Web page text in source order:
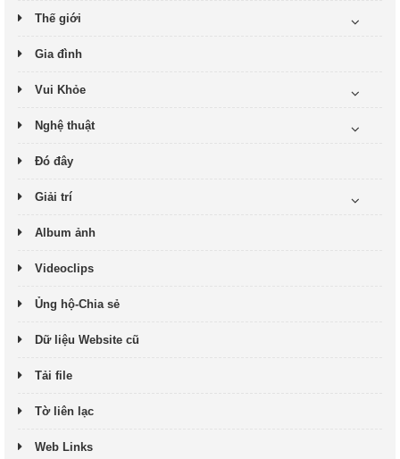
Thế giới
Gia đình
Vui Khỏe
Nghệ thuật
Đó đây
Giải trí
Album ảnh
Videoclips
Ủng hộ-Chia sẻ
Dữ liệu Website cũ
Tải file
Tờ liên lạc
Web Links